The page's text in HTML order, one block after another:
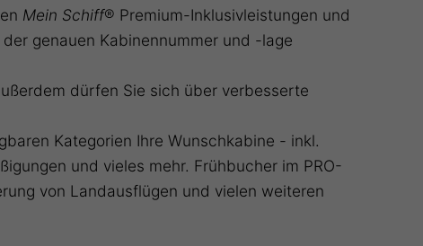
Mein Schiff® Premium-Inklusivleistungen und
genauen Kabinennummer und -lage
dürfen Sie sich über verbesserte
Kategorien Ihre Wunschkabine - inkl.
und vieles mehr. Frühbucher im PRO-
von Landausflügen und vielen weiteren